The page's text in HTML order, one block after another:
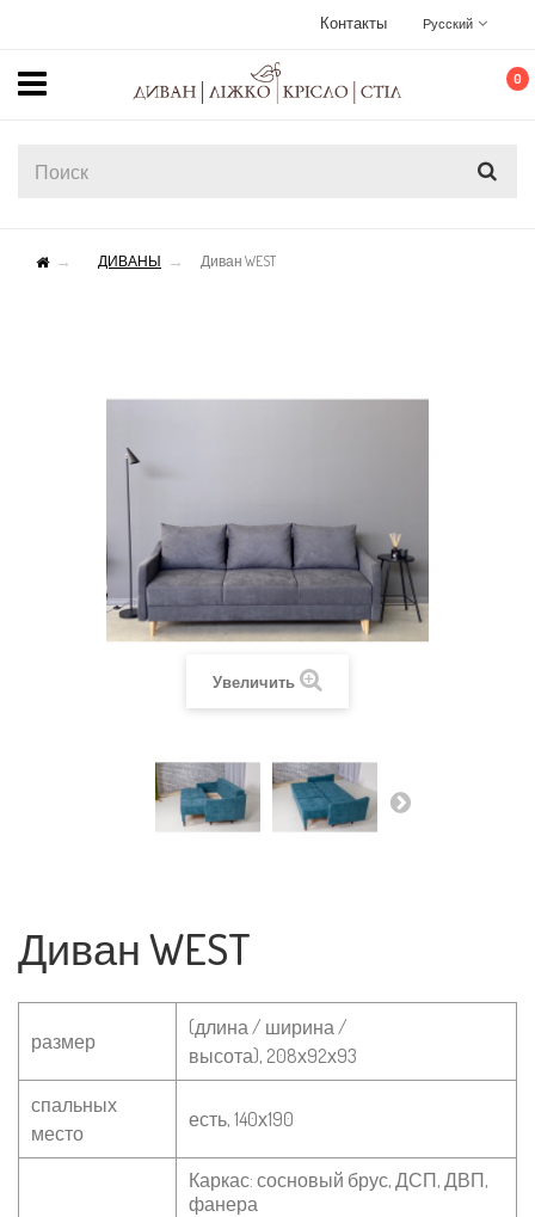
Русский
Контакты
0
ДИВАНЫ Диван WEST
Увеличить
Диван WEST
размер
(длина / ширина /
высота), 208х92х93
спальных
место
есть, 140х190
Каркас: сосновый брус, ДСП, ДВП,
фанера